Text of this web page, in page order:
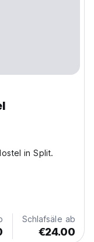
in Split.
Schlafsäle ab
€24.00